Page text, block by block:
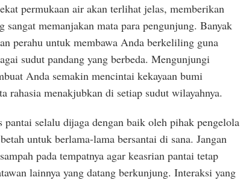
permukaan air akan terlihat jelas, memberikan
sangat memanjakan mata para pengunjung. Banyak
perahu untuk membawa Anda berkeliling guna
sudut pandang yang berbeda. Mengunjungi
Anda semakin mencintai kekayaan bumi
rahasia menakjubkan di setiap sudut wilayahnya.
pantai selalu dijaga dengan baik oleh pihak pengelola
untuk berlama-lama bersantai di sana. Jangan
pada tempatnya agar keasrian pantai tetap
lainnya yang datang berkunjung. Interaksi yang